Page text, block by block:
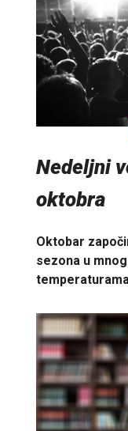
Nedeljni
oktobra
Oktobar
sezona u